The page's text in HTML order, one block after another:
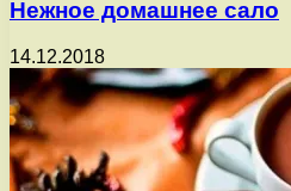
Нежное домашнее сало
14.12.2018